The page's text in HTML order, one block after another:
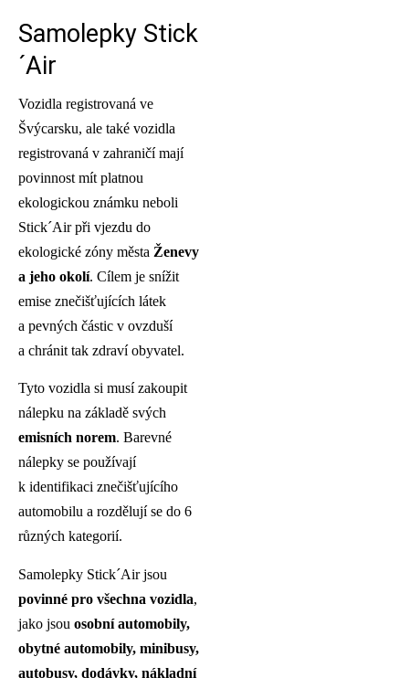
Samolepky Stick
´Air
Vozidla registrovaná ve
Švýcarsku, ale také vozidla
registrovaná v zahraničí mají
povinnost mít platnou
ekologickou známku neboli
Stick´Air při vjezdu do
ekologické zóny města Ženevy
a jeho okolí. Cílem je snížit
emise znečišťujících látek
a pevných částic v ovzduší
a chránit tak zdraví obyvatel.
Tyto vozidla si musí zakoupit
nálepku na základě svých
emisních norem. Barevné
nálepky se používají
k identifikaci znečišťujícího
automobilu a rozdělují se do 6
různých kategorií.
Samolepky Stick´Air jsou
povinné pro všechna vozidla,
jako jsou osobní automobily,
obytné automobily, minibusy,
autobusy, dodávky, nákladní